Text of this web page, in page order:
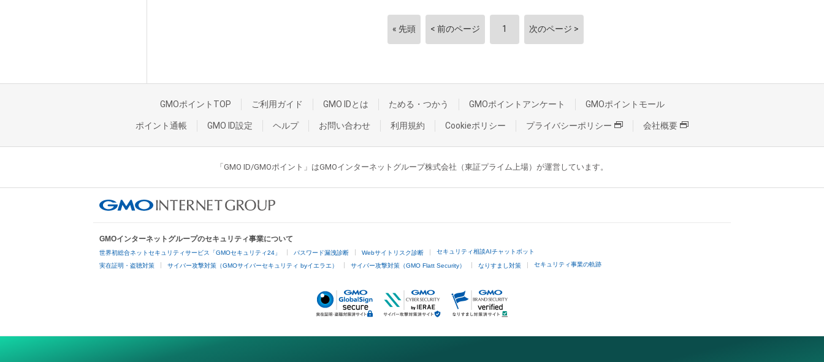
« 先頭 < 前のページ 1 次のページ >
GMOポイントTOP ご利用ガイド GMO IDとは ためる・つかう GMOポイントアンケート GMOポイントモール
ポイント通帳 GMO ID設定 ヘルプ お問い合わせ 利用規約 Cookieポリシー プライバシーポリシー 会社概要
「GMO ID/GMOポイント」はGMOインターネットグループ株式会社（東証プライム上場）が運営しています。
GMOインターネットグループのセキュリティ事業について
世界初総合ネットセキュリティサービス「GMOセキュリティ24」 パスワード漏洩診断 Webサイトリスク診断 セキュリティ相談AIチャットボット
実在証明・盗聴対策 サイバー攻撃対策（GMOサイバーセキュリティ byイエラエ） サイバー攻撃対策（GMO Flatt Security） なりすまし対策 セキュリティ事業の軌跡